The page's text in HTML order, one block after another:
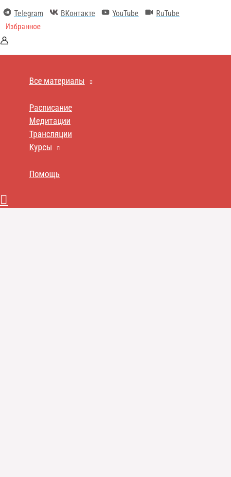
содержимому
Telegram ВКонтакте YouTube
RuTube
Избранное
Все материалы
Расписание
Медитации
Трансляции
Курсы
Помощь
Поиск